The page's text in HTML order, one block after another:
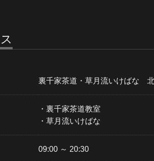
裏千家茶道・草月流いけばな
・裏千家茶道教室
・草月流いけばな
09:00 ～ 20:30